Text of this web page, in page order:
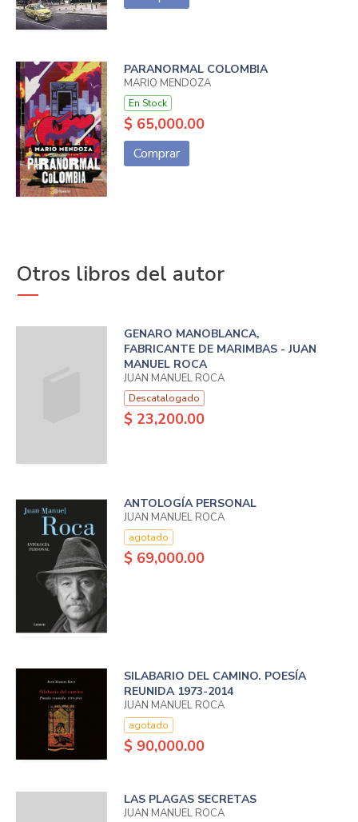
PARANORMAL COLOMBIA
MARIO MENDOZA
En Stock
$ 65,000.00
Comprar
Otros libros del autor
GENARO MANOBLANCA,
FABRICANTE DE MARIMBAS - JUAN
MANUEL ROCA
JUAN MANUEL ROCA
Descatalogado
$ 23,200.00
ANTOLOGÍA PERSONAL
JUAN MANUEL ROCA
agotado
$ 69,000.00
SILABARIO DEL CAMINO. POESÍA
REUNIDA 1973-2014
JUAN MANUEL ROCA
agotado
$ 90,000.00
LAS PLAGAS SECRETAS
JUAN MANUEL ROCA